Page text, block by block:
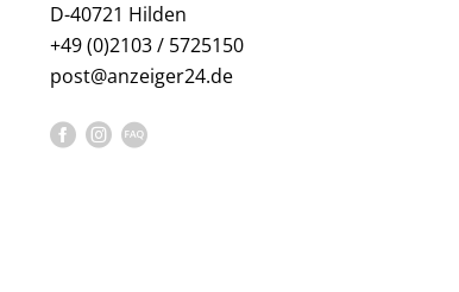
D-40721 Hilden
+49 (0)2103 / 5725150
post@anzeiger24.de